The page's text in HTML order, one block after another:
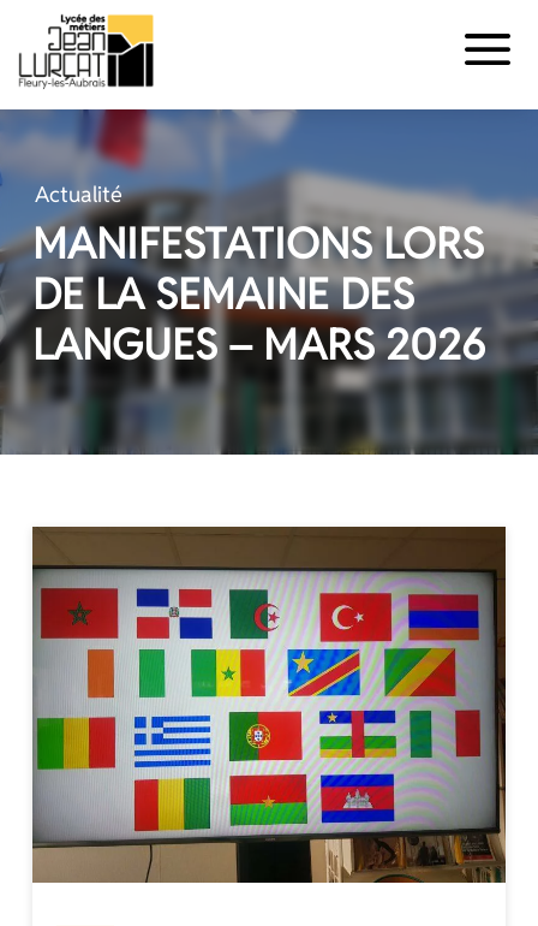
au
contenu
Actualité
MANIFESTATIONS LORS
DE LA SEMAINE DES
LANGUES – MARS 2026
Panneau de gestion des cookies